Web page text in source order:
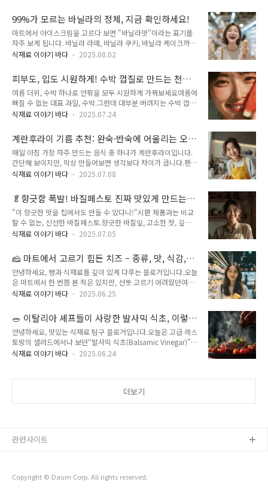
PB(자체 브랜드) 라면과 국산 원재료 사용 제품의 상대적 경쟁
력 상승경험담:평소..
수 있는 간단한 방법으로, 카페 못지않은 맛있는 소금빵을 만들
어보세요! 무반죽 소금빵이란?무반죽 소금빵은 일반적인 빵 만
들기와 달리 치대서 글루텐을 만들지 않고, 천천히 발효시켜가는
중에, 접어주기를 통해 글루텐을 강화시켜서 빵의 구조를 만들어
가는 방법입니다. 이 방법을 사용하면 복잡한 반죽 과정 없이도
설명간편함15-20분 손반죽 대신 5분 정도의 간단한 섞기만 필
요실패율 낮음반죽을 과도하게 치댈 ..
99%가 모르는 바닐라의 정체, 지금 확인하세요!
마트에서 아이스크림을 고르다 보면 "바닐라맛"이라는 표기를
자주 보게 됩니다. 바닐라 라떼, 바닐라 쿠키, 바닐라 케이크까
지... 우리 일상 속 곳곳에 스며든 바닐라. 그런데 정작 바닐라가
본 적 있으신가요? 달콤하고 부드러운 그 향의 정체를 알아보겠
습니다. 바닐라, 도대체 무엇일까?많은 사람들이 바닐라를 단순
히 '달콤한 맛'이라고 생각합니다. 하지만 바닐라는 실제로는 열
대 지방에서 자라는 난초과 식물의 열매입니다. 놀랍죠?바닐라
의 정체"바닐라(Vanilla)"는 중남미가 원산지인 덩굴성 난초의
콤한 향이 나오는 것이죠. 스페인 정복자들이 16세기에 아즈텍
제국에서 처음 발견했을 ..
식재료 이야기 바다 2025.08.02
피부도, 입도 시원하게! 수박 껍질로 만드는 천연
쿨링 스킨
여름 더위, 수박 하나로 안팎을 모두 시원하게 가꿔보세요여름에
빠질 수 없는 대표 과일, 수박.그런데 대부분 버려지는 수박 껍질
이사실은 피부 진정과 보습에 아주 좋은 천연 쿨링 스킨 재료라
활용해누구나 집에서 쉽게 만들 수 있는 천연 쿨링 스킨 레시피
를 소개합니다. 🍉 왜 수박 껍질이 쿨링에 좋을까?수박 껍질은
수분 함량이 높고,비타민 A, C, B군이 풍부해자외선으로 자극받
은 피부를 진정시키고 열감을 낮추는 데 효과적입니다.또한, 리
코펜과 시트룰린이라는 식물성 항산화 성분이피부 회복에도 도
성분이 풍부해요!🧪 천연 쿨링 스킨 만들기 – 재료재료명 용도 대
체 가능 여부수..
식재료 이야기 바다 2025.07.24
계란후라이 기름 추천: 완숙·반숙에 어울리는 오
일은 다를까?
매일 아침 가장 자주 만드는 음식 중 하나가 계란후라이입니다.
간단해 보이지만, 막상 만들어보면 생각보다 차이가 큽니다.팬에
잘 들러붙기도 하고, 흰자는 너무 타는데 노른자는 덜 익기도 합
하게 느껴지기도 합니다.이 차이는 불 조절도 중요하지만, 어떤
기름을 쓰느냐에 따라서도 달라집니다.특히 계란후라이는 크게
완숙과 반숙으로 나눌 수 있습니다.완숙은 흰자와 노른자를 충분
히 익혀야 하기 때문에 조리 시간이 길고, 반숙은 노른자를 촉촉
하게 남겨야 하므로 비교적 낮은 온도에서 짧게 익히는 것이 좋
울리는 기름을 비교해보겠습니다. 1. 계란후라이에 기름이 중요
한 이유계란후라이를 만들 때 기름은 ..
식재료 이야기 바다 2025.07.08
🥬향긋함 폭발! 바질페스토 진짜 맛있게 만드는
법 (시판 소스 비교 불가)
"이 향긋한 맛을 집에서도 만들 수 있다니!"시판 제품과는 비교
할 수 없는, 신선한 바질페스토.향긋한 바질잎, 고소한 잣, 깊은
맛의 파르미지아노 레지아노 치즈까지.바질페스토는 만들어보
의 소스입니다. 🛒 준비 재료 (2인 기준)생바질 잎 50g (줄기 제
거 후)올리브유 100ml (엑스트라버진 추천)잣 20g (없으면 아
몬드나 호두로 대체 가능)파르미지아노 레지아노 치즈 30g (또
는 파르마산)마늘 1쪽소금 약간레몬즙 소량 (선택, 갈변 방지
용)✅ TIP: 바질은 물에 씻은 후 완전히 건조시켜야 색이 선명하
없다!바질페스토는 만들기는 쉽지만,조금만 실수해도 색이 탁해
지거나 맛이..
식재료 이야기 바다 2025.07.05
🧀 마트에서 고르기 힘든 치즈 – 종류, 맛, 식감,
만드는 방식까지 한눈에 정리
안녕하세요, 빵과 식재료를 깊이 있게 다루는 블로거입니다.오늘
은 마트에서 한 번쯤 본 적은 있지만, 선뜻 고르기 어려웠던여러
종류의 치즈에 대해 이야기해보려고 해요.그저 ‘슬라이스 치
지 한눈에 느끼실 수 있을 거예요.이번 포스팅에서는 각 치즈의
식감, 맛, 용도, 만드는 방식, 그리고 그로 인한 특징까지 정리해
드립니다! 🥛 1. 모짜렐라 (Mozzarella)식감: 부드럽고 쫀득맛:
담백하고 순한 우유맛용도: 피자, 샐러드, 그라탱 등어떻게 만드
나?응고된 커드를 뜨거운 물에 데운 뒤 손으로 당기고 접는 스트
식재료 이야기 바다 2025.06.25
🥗 이탈리아 셰프들이 사랑한 발사믹 식초, 이렇
게 쓰면 미쳤다!
안녕하세요, 맛있는 식재료 탐구 블로거입니다.오늘은 고급 레스
토랑의 샐러드에서나 보던“발사믹 식초(Balsamic Vinegar)”,
이걸 집에서도 쉽게 활용할 수 있는 5가지 방법을 소개해드릴게
지방,특히 모데나(Modena) 지역에서 수백 년 동안 만들어져 온
식재료 이야기 바다 2025.06.24
더보기
Copyright © Daum Corp. All rights reserved.
관련사이트